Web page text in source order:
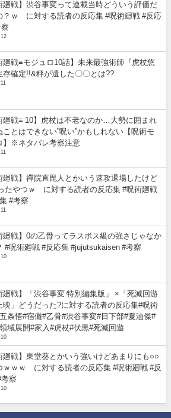
廻戦】渋谷事変って連載当時どういう評価だ
？ｗ に対する読者の反応集 #呪術廻戦 #反応
廻戦≡モジュロ10話】未来最強術師『虎杖悠
存確定!!&秤が遺した〇〇とは??
廻戦≡ 10】虎杖は不老なのか…大勢に囲まれ
ことはできない”呪い”かもしれない【呪術モ
】※ネタバレ考察注意
廻戦】禪院直毘人とかいう速攻退場したけど
たやつｗ に対する読者の反応集 #呪術廻戦
#考察
廻戦】0の乙骨ってラスボス級の強さじゃなか
#呪術廻戦 #反応集 #jujutsukaisen #考察
廻戦】「渋谷事変 特別編集版」 ×「死滅回游
映」どうだった?に対する読者の反応集#呪術
条悟#宿儺#乙骨#渋谷事変#日下部#夏油傑#
域展開#家入#虎杖#伏黒#死滅回遊
廻戦】東堂葵とかいう強いけどあまりにも○○
ｗｗｗ に対する読者の反応集 #呪術廻戦 #反
察